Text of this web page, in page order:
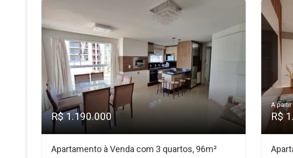
R$ 1.190.000
Apartamento à Venda com 3 quartos, 96m²
A partir
R$